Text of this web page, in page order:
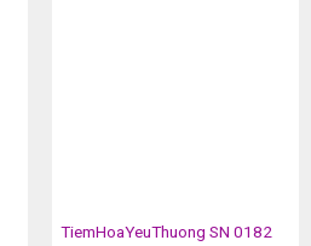
TiemHoaYeuThuong SN 0182